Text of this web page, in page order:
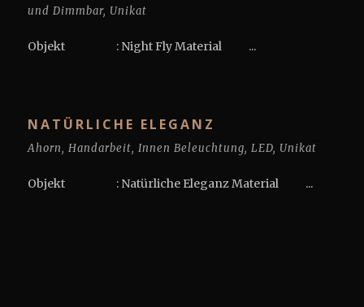
und Dimmbar, Unikat
Objekt : Night Fly Material ...
NATÜRLICHE ELEGANZ
Ahorn, Handarbeit, Innen Beleuchtung, LED, Unikat
Objekt : Natürliche Eleganz Material ...